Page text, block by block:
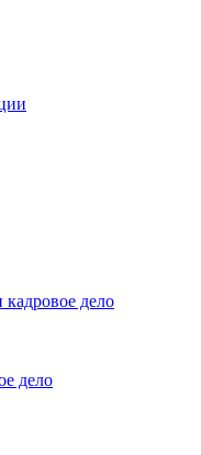
дело
дело